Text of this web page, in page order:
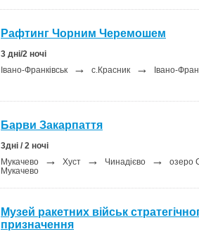
Рафтинг Чорним Черемошем
3 дні/2 ночі
Івано-Франківськ
→ с.Красник → Івано-
Барви Закарпаття
3дні / 2 ночі
Мукачево
→ Хуст → Чинадієво →
озеро
Мукачево
Музей ракетних військ
призначення